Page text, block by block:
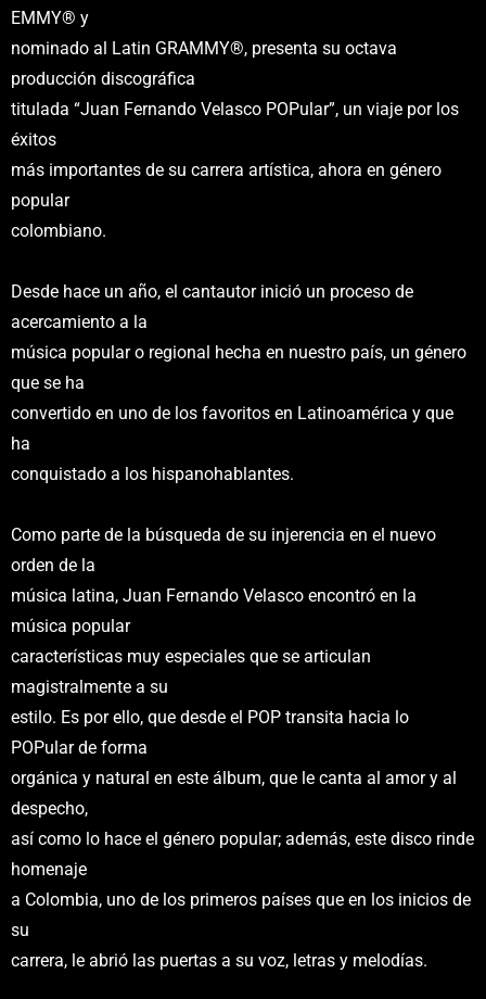
EMMY® y
nominado al Latin GRAMMY®, presenta su octava
producción discográfica
titulada “Juan Fernando Velasco POPular”, un viaje por los
éxitos
más importantes de su carrera artística, ahora en género
popular
colombiano.
Desde hace un año, el cantautor inició un proceso de
acercamiento a la
música popular o regional hecha en nuestro país, un género
que se ha
convertido en uno de los favoritos en Latinoamérica y que
ha
conquistado a los hispanohablantes.
Como parte de la búsqueda de su injerencia en el nuevo
orden de la
música latina, Juan Fernando Velasco encontró en la
música popular
características muy especiales que se articulan
magistralmente a su
estilo. Es por ello, que desde el POP transita hacia lo
POPular de forma
orgánica y natural en este álbum, que le canta al amor y al
despecho,
así como lo hace el género popular; además, este disco rinde
homenaje
a Colombia, uno de los primeros países que en los inicios de
su
carrera, le abrió las puertas a su voz, letras y melodías.